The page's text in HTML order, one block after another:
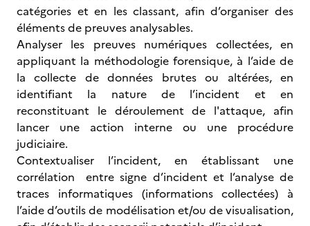
catégories et en les classant, afin d’organiser des
éléments de preuves analysables.
Analyser les preuves numériques collectées, en
appliquant la méthodologie forensique, à l’aide de
la collecte de données brutes ou altérées, en
identifiant la nature de l’incident et en
reconstituant le déroulement de l'attaque, afin
lancer une action interne ou une procédure
judiciaire.
Contextualiser l’incident, en établissant une
corrélation entre signe d’incident et l’analyse de
traces informatiques (informations collectées) à
l’aide d’outils de modélisation et/ou de visualisation,